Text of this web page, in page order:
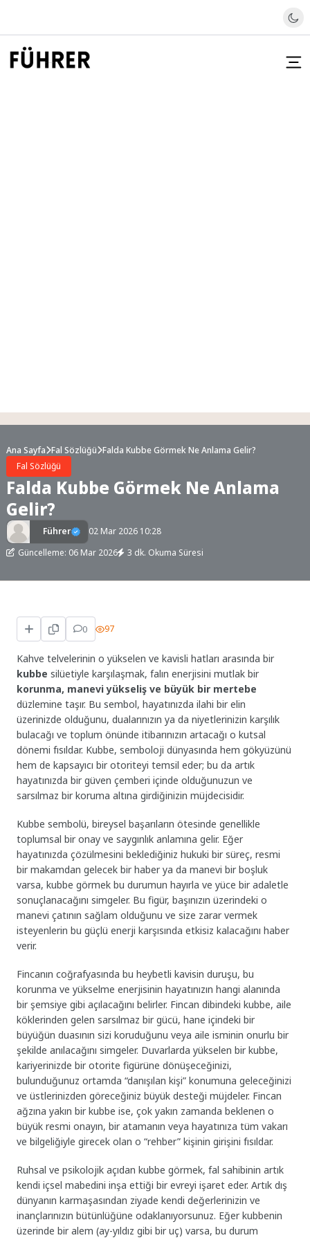
Ana Sayfa Fal Sözlüğü Falda Kubbe Görmek Ne Anlama Gelir?
Fal Sözlüğü
Falda Kubbe Görmek Ne Anlama
Gelir?
Führer
02 Mar 2026 10:28
Güncelleme: 06 Mar 2026
3 dk. Okuma Süresi
0 97
Kahve telvelerinin o yükselen ve kavisli hatları arasında bir
kubbe silüetiyle karşılaşmak, falın enerjisini mutlak bir
korunma, manevi yükseliş ve büyük bir mertebe
düzlemine taşır. Bu sembol, hayatınızda ilahi bir elin
üzerinizde olduğunu, dualarınızın ya da niyetlerinizin karşılık
bulacağı ve toplum önünde itibarınızın artacağı o kutsal
dönemi fısıldar. Kubbe, semboloji dünyasında hem gökyüzünü
hem de kapsayıcı bir otoriteyi temsil eder; bu da artık
hayatınızda bir güven çemberi içinde olduğunuzun ve
sarsılmaz bir koruma altına girdiğinizin müjdecisidir.
Kubbe sembolü, bireysel başarıların ötesinde genellikle
toplumsal bir onay ve saygınlık anlamına gelir. Eğer
hayatınızda çözülmesini beklediğiniz hukuki bir süreç, resmi
bir makamdan gelecek bir haber ya da manevi bir boşluk
varsa, kubbe görmek bu durumun hayırla ve yüce bir adaletle
sonuçlanacağını simgeler. Bu figür, başınızın üzerindeki o
manevi çatının sağlam olduğunu ve size zarar vermek
isteyenlerin bu güçlü enerji karşısında etkisiz kalacağını haber
verir.
Fincanın coğrafyasında bu heybetli kavisin duruşu, bu
korunma ve yükselme enerjisinin hayatınızın hangi alanında
bir şemsiye gibi açılacağını belirler. Fincan dibindeki kubbe, aile
köklerinden gelen sarsılmaz bir gücü, hane içindeki bir
büyüğün duasının sizi koruduğunu veya aile isminin onurlu bir
şekilde anılacağını simgeler. Duvarlarda yükselen bir kubbe,
kariyerinizde bir otorite figürüne dönüşeceğinizi,
bulunduğunuz ortamda “danışılan kişi” konumuna geleceğinizi
ve üstlerinizden göreceğiniz büyük desteği müjdeler. Fincan
ağzına yakın bir kubbe ise, çok yakın zamanda beklenen o
büyük resmi onayın, bir atamanın veya hayatınıza tüm vakarı
ve bilgeliğiyle girecek olan o “rehber” kişinin girişini fısıldar.
Ruhsal ve psikolojik açıdan kubbe görmek, fal sahibinin artık
kendi içsel mabedini inşa ettiği bir evreyi işaret eder. Artık dış
dünyanın karmaşasından ziyade kendi değerlerinizin ve
inançlarınızın bütünlüğüne odaklanıyorsunuz. Eğer kubbenin
üzerinde bir alem (ay-yıldız gibi bir uç) varsa, bu durum